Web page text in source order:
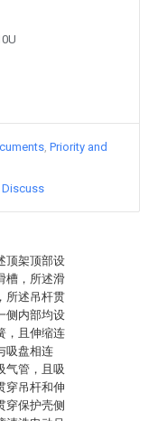
顶架顶部设
槽，所述滑
所述吊杆贯
侧内部均设
，且伸缩连
吸盘相连
气管，且吸
穿吊杆和伸
穿保护壳侧
Priority and
Discuss